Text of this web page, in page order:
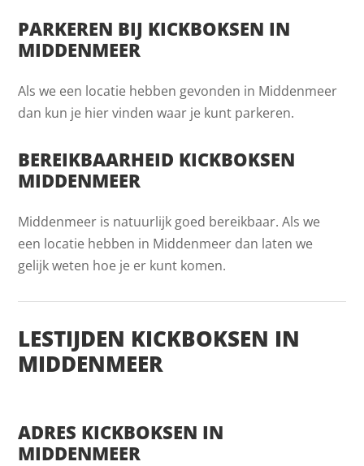
PARKEREN BIJ KICKBOKSEN IN
MIDDENMEER
Als we een locatie hebben gevonden in Middenmeer
dan kun je hier vinden waar je kunt parkeren.
BEREIKBAARHEID KICKBOKSEN
MIDDENMEER
Middenmeer is natuurlijk goed bereikbaar. Als we
een locatie hebben in Middenmeer dan laten we
gelijk weten hoe je er kunt komen.
LESTIJDEN KICKBOKSEN IN
MIDDENMEER
ADRES KICKBOKSEN IN
MIDDENMEER